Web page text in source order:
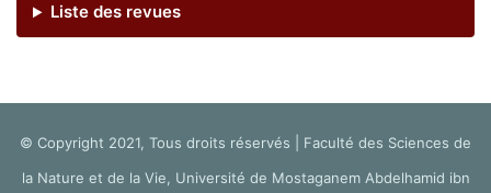
Liste des revues
© Copyright 2021, Tous droits réservés | Faculté des Sciences de
la Nature et de la Vie, Université de Mostaganem Abdelhamid ibn